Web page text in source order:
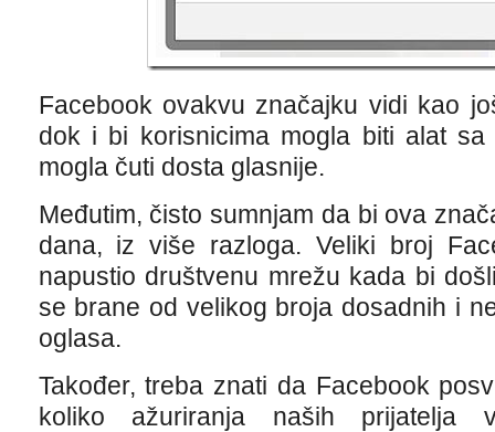
Facebook ovakvu značajku vidi kao
dok i bi korisnicima mogla biti alat
mogla čuti dosta glasnije.
Međutim, čisto sumnjam da bi ova
dana, iz više razloga. Veliki broj
napustio društvenu mrežu kada bi
se brane od velikog broja dosadnih i
oglasa.
Također, treba znati da Facebook
koliko ažuriranja naših prijatelja